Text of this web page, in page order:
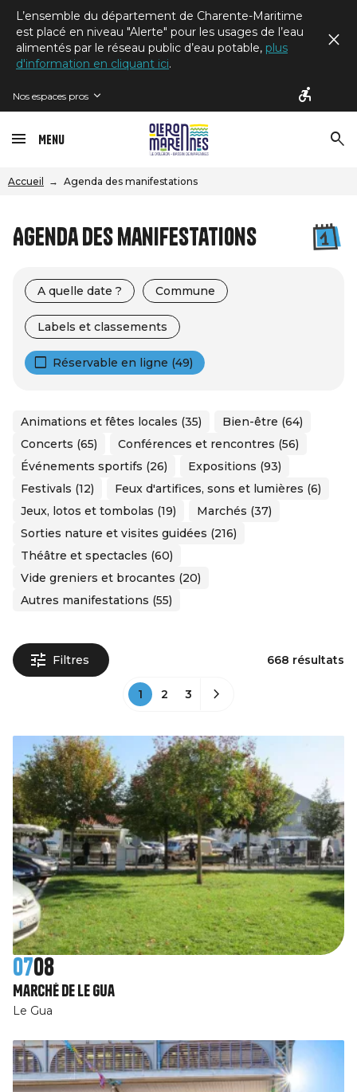
L’ensemble du département de Charente-Maritime
est placé en niveau "Alerte" pour les usages de l’eau
alimentés par le réseau public d’eau potable, plus
d'information en cliquant ici.
Nos espaces pros
Menu
Accueil Agenda des manifestations
Agenda des manifestations
A quelle date ? Commune
Labels et classements
Réservable en ligne (49)
Animations et fêtes locales (35)
Bien-être (64)
Concerts (65)
Conférences et rencontres (56)
Événements sportifs (26)
Expositions (93)
Festivals (12)
Feux d'artifices, sons et lumières (6)
Jeux, lotos et tombolas (19)
Marchés (37)
Sorties nature et visites guidées (216)
Théâtre et spectacles (60)
Vide greniers et brocantes (20)
Autres manifestations (55)
Filtres 668 résultats
1 2 3
0708
Marché de Le Gua
Le Gua